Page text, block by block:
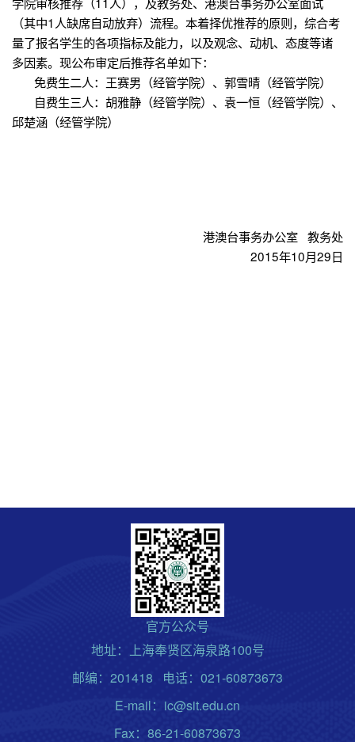
（其中1 人缺席自动放弃）流程。本着择优推荐的原则，综合考
量了报名学生的各项指标及能力，以及观念、动机、态度等诸
多因素。现公布审定后推荐名单如下：
免费生二人：王赛男（经管学院）、郭雪晴（经管学院）
自费生三人：胡雅静（经管学院）、袁一恒（经管学院）、
邱楚涵（经管学院）
港澳台事务办公室 教务处
2015年10月29日
官方公众号
地址：上海奉贤区海泉路100号
邮编：201418 电话：021-60873673
E-mail：ic@sit.edu.cn
Fax：86-21-60873673